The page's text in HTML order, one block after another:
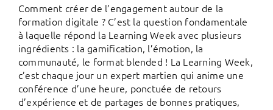
Comment créer de l’engagement autour de la
formation digitale ? C’est la question fondamentale
à laquelle répond la Learning Week avec plusieurs
ingrédients : la gamification, l’émotion, la
communauté, le format blended ! La Learning Week,
c’est chaque jour un expert martien qui anime une
conférence d’une heure, ponctuée de retours
d’expérience et de partages de bonnes pratiques,